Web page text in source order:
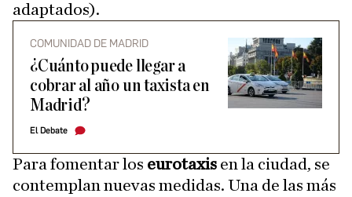
adaptados).
COMUNIDAD DE MADRID
¿Cuánto puede llegar a
cobrar al año un taxista en
Madrid?
El Debate
Para fomentar los eurotaxis en la ciudad, se
contemplan nuevas medidas. Una de las más